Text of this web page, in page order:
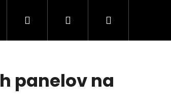
SOLÁRNE PANELY
Hľadať PrihlásenieNákupný
panelov na